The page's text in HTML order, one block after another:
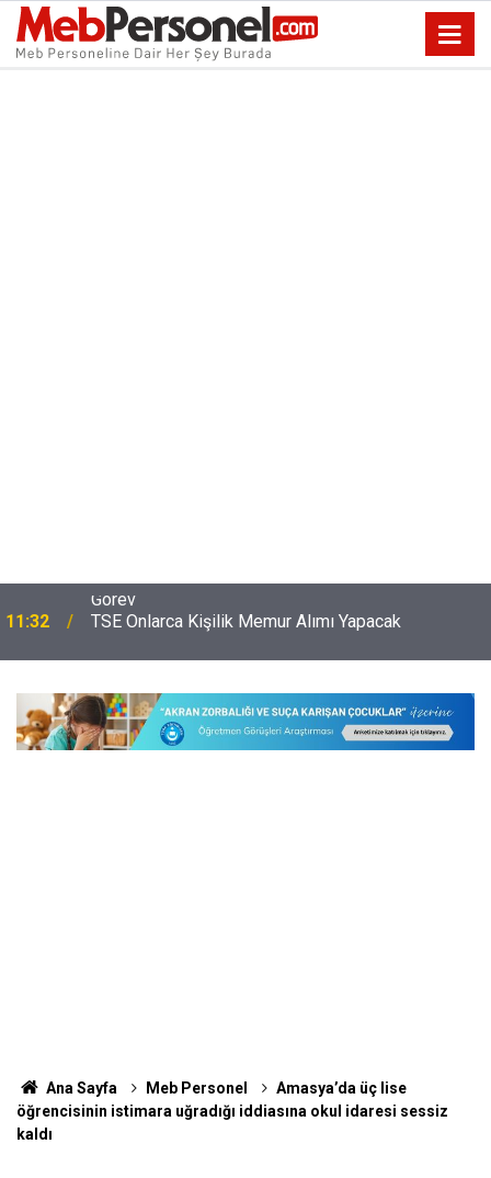
11:32 TSE Onlarca Kişilik Memur Alımı Yapacak
Ana Sayfa Meb Personel
Amasya’da üç lise
öğrencisinin istimara uğradığı iddiasına okul idaresi sessiz
kaldı